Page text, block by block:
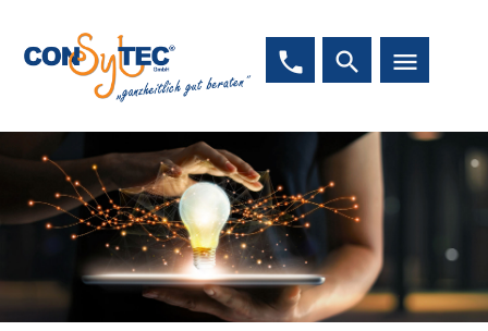
phone search menu